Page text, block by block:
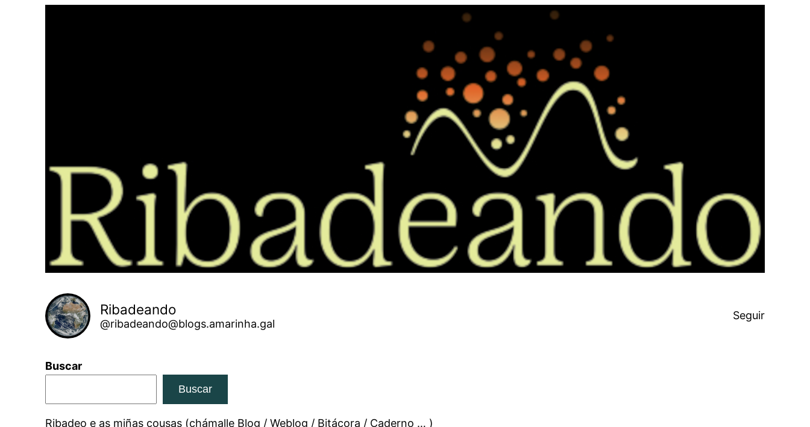
Ribadeando
@ribadeando@blogs.amarinha.gal
Seguir
Buscar
Buscar
Ribadeo e as miñas cousas (chámalle Blog / Weblog / Bitácora / Caderno … )